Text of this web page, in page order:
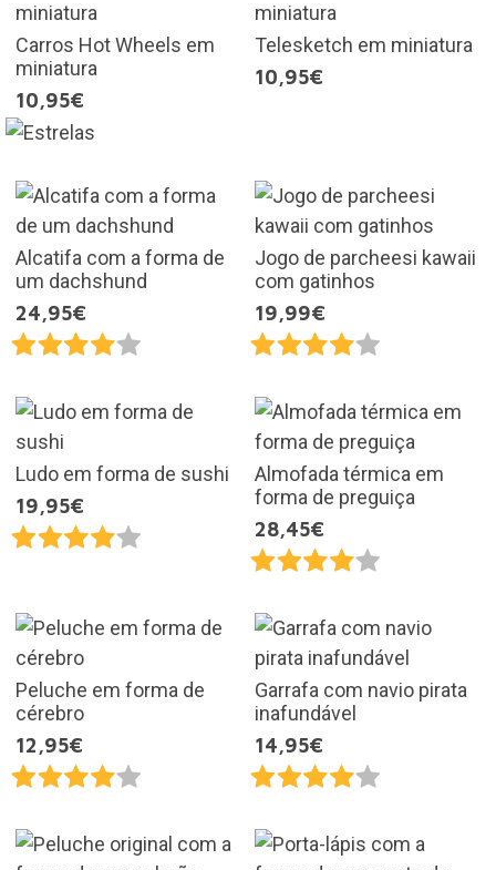
Carros Hot Wheels em
miniatura
10,95€
Telesketch em miniatura
10,95€
Alcatifa com a forma de
um dachshund
24,95€
Jogo de parcheesi kawaii
com gatinhos
19,99€
Ludo em forma de sushi
19,95€
Almofada térmica em
forma de preguiça
28,45€
Peluche em forma de
cérebro
12,95€
Garrafa com navio pirata
inafundável
14,95€